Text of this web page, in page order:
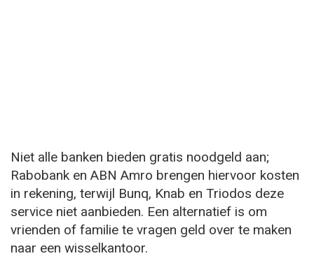
Niet alle banken bieden gratis noodgeld aan;
Rabobank en ABN Amro brengen hiervoor kosten
in rekening, terwijl Bunq, Knab en Triodos deze
service niet aanbieden. Een alternatief is om
vrienden of familie te vragen geld over te maken
naar een wisselkantoor.